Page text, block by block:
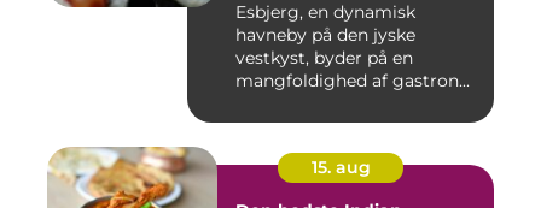
Esbjerg, en dynamisk
havneby på den jyske
vestkyst, byder på en
mangfoldighed af gastron...
15. aug